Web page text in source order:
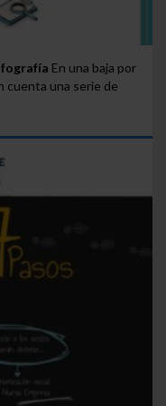
En una baja por
cuenta una serie de